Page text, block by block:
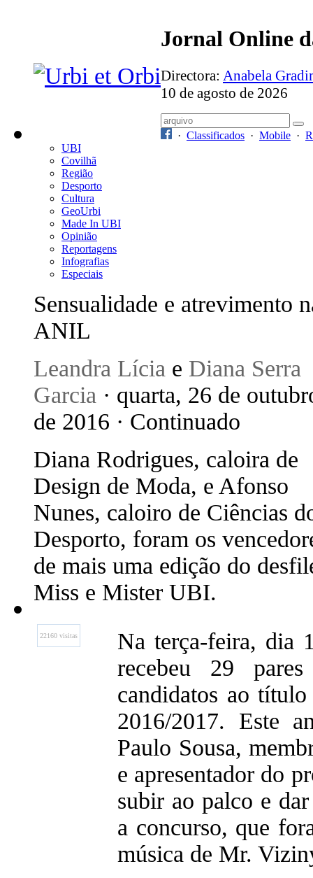
Jornal Online
Directora: Anabela
10 de agosto de 2026
· Classificados · Mobile ·
UBI
Covilhã
Região
Desporto
Cultura
GeoUrbi
Made In UBI
Opinião
Reportagens
Infografias
Especiais
Sensualidade e atrevimento
ANIL
Leandra Lícia e Diana Serra
Garcia · quarta, 26 de
de 2016 · Continuado
Diana Rodrigues, caloira de
Design de Moda, e Afonso
Nunes, caloiro de Ciências
Desporto, foram os
de mais uma edição do
Miss e Mister UBI.
22160 visitas
Na terça-feira, dia
recebeu 29
candidatos ao
2016/2017. Este
Paulo Sousa,
e apresentador do
subir ao palco e
a concurso, que
música de Mr.